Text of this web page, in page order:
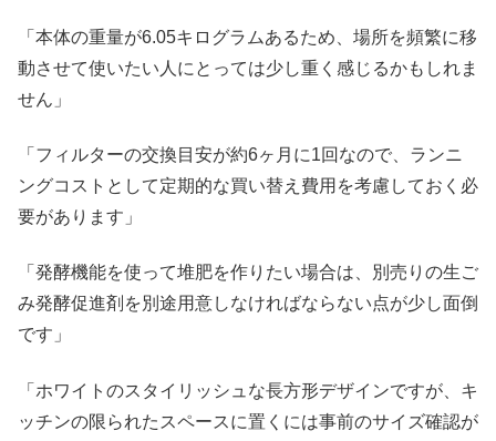
「本体の重量が6.05キログラムあるため、場所を頻繁に移
動させて使いたい人にとっては少し重く感じるかもしれま
せん」
「フィルターの交換目安が約6ヶ月に1回なので、ランニ
ングコストとして定期的な買い替え費用を考慮しておく必
要があります」
「発酵機能を使って堆肥を作りたい場合は、別売りの生ご
み発酵促進剤を別途用意しなければならない点が少し面倒
です」
「ホワイトのスタイリッシュな長方形デザインですが、キ
ッチンの限られたスペースに置くには事前のサイズ確認が